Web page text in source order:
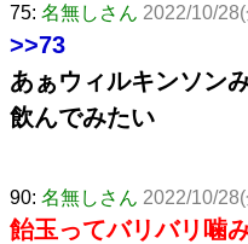
75: 名無しさん 2022/10/
>>73
あぁウィルキンソン
飲んでみたい
90: 名無しさん 2022/10/
飴玉ってバリバリ噛